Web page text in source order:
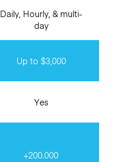
Daily, Hourly, & multi-
day
Up to $3,000
Yes
+200.000